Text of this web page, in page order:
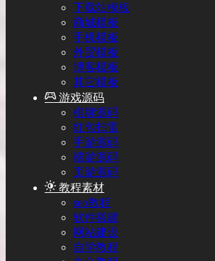
下载站模板
商城模板
手机模板
外贸模板
博客模板
其它模板
游戏源码
棋牌源码
红包扫雷
手游源码
端游源码
页游源码
教程素材
seo教程
软件搭建
网站建设
自学教程